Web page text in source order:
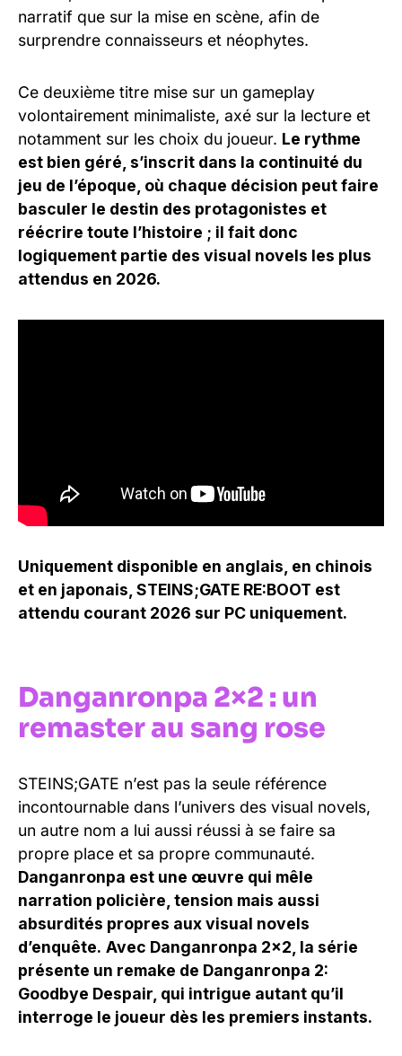
narratif que sur la mise en scène, afin de
surprendre connaisseurs et néophytes.
Ce deuxième titre mise sur un gameplay
volontairement minimaliste, axé sur la lecture et
notamment sur les choix du joueur. Le rythme
est bien géré, s’inscrit dans la continuité du
jeu de l’époque, où chaque décision peut faire
basculer le destin des protagonistes et
réécrire toute l’histoire ; il fait donc
logiquement partie des visual novels les plus
attendus en 2026.
Uniquement disponible en anglais, en chinois
et en japonais, STEINS;GATE RE:BOOT est
attendu courant 2026 sur PC uniquement.
Danganronpa 2×2 : un
remaster au sang rose
STEINS;GATE n’est pas la seule référence
incontournable dans l’univers des visual novels,
un autre nom a lui aussi réussi à se faire sa
propre place et sa propre communauté.
Danganronpa est une œuvre qui mêle
narration policière, tension mais aussi
absurdités propres aux visual novels
d’enquête. Avec Danganronpa 2×2, la série
présente un remake de Danganronpa 2:
Goodbye Despair, qui intrigue autant qu’il
interroge le joueur dès les premiers instants.